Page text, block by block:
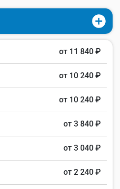
от 11 840 ₽
от 10 240 ₽
от 10 240 ₽
от 3 840 ₽
от 3 040 ₽
от 2 240 ₽